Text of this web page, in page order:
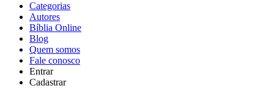
Categorias
Autores
Bíblia Online
Blog
Quem somos
Fale conosco
Entrar
Cadastrar